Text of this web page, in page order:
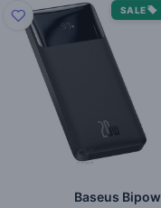
SALE
Baseus Bipow